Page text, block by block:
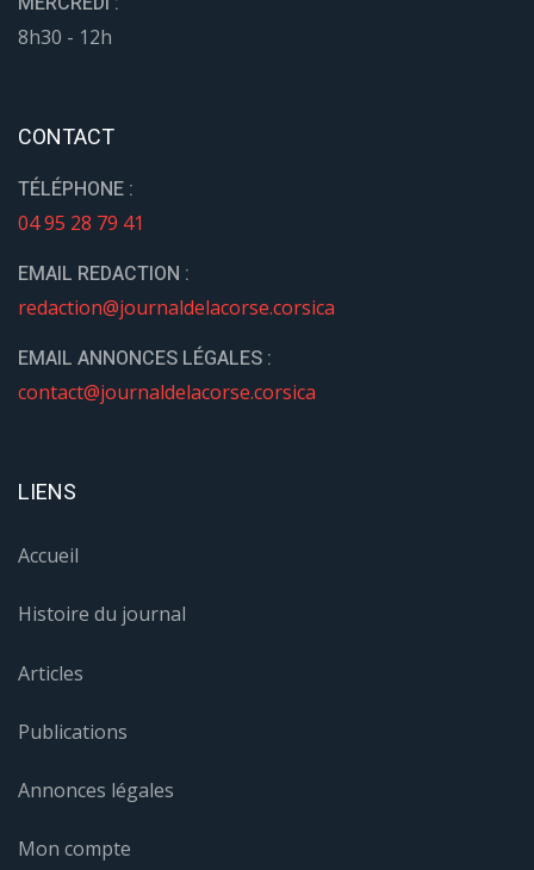
8h30 - 12h
CONTACT
TÉLÉPHONE :
04 95 28 79 41
EMAIL REDACTION :
redaction@journaldelacorse.corsica
EMAIL ANNONCES LÉGALES :
contact@journaldelacorse.corsica
LIENS
Accueil
Histoire du journal
Articles
Publications
Annonces légales
Mon compte